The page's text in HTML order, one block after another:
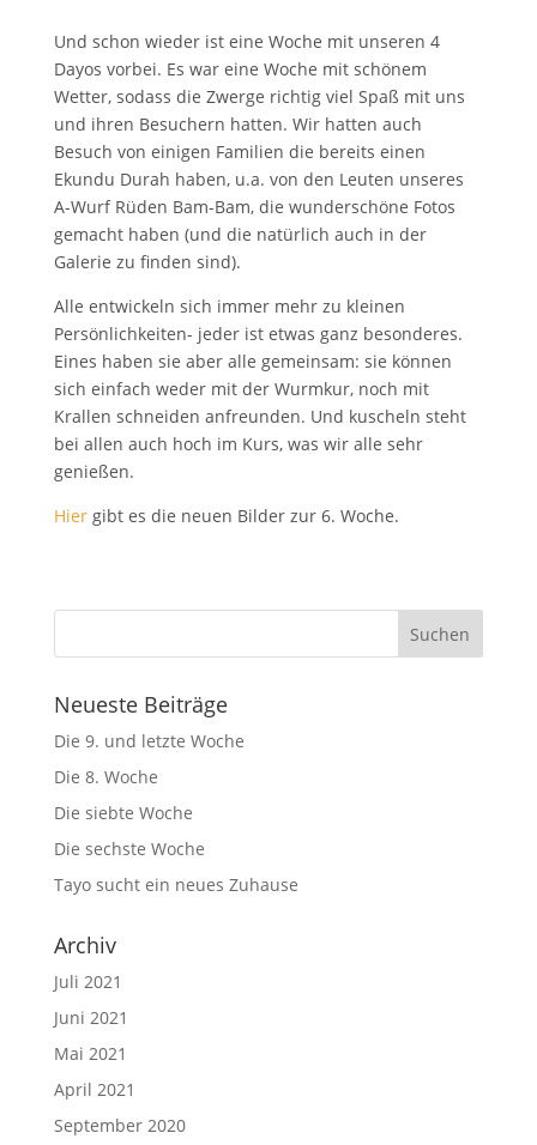
Und schon wieder ist eine Woche mit unseren 4
Dayos vorbei. Es war eine Woche mit schönem
Wetter, sodass die Zwerge richtig viel Spaß mit uns
und ihren Besuchern hatten. Wir hatten auch
Besuch von einigen Familien die bereits einen
Ekundu Durah haben, u.a. von den Leuten unseres
A-Wurf Rüden Bam-Bam, die wunderschöne Fotos
gemacht haben (und die natürlich auch in der
Galerie zu finden sind).
Alle entwickeln sich immer mehr zu kleinen
Persönlichkeiten- jeder ist etwas ganz besonderes.
Eines haben sie aber alle gemeinsam: sie können
sich einfach weder mit der Wurmkur, noch mit
Krallen schneiden anfreunden. Und kuscheln steht
bei allen auch hoch im Kurs, was wir alle sehr
genießen.
Hier gibt es die neuen Bilder zur 6. Woche.
Neueste Beiträge
Die 9. und letzte Woche
Die 8. Woche
Die siebte Woche
Die sechste Woche
Tayo sucht ein neues Zuhause
Archiv
Juli 2021
Juni 2021
Mai 2021
April 2021
September 2020